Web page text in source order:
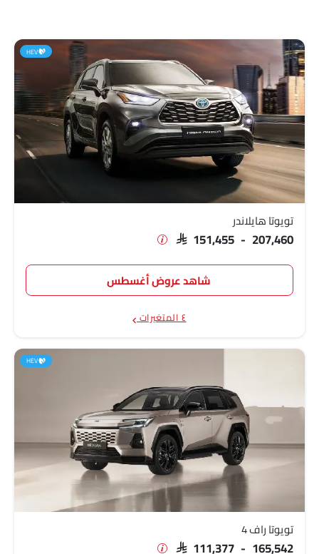
HEV
تويوتا هايلاندر
SAR 151,455 - 207,460
شاهد عروض أغسطس
٤ المتغيرات
HEV
تويوتا راف 4
SAR 111,377 - 165,542